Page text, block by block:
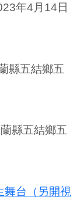
年4月14日
縣五結鄉五
縣五結鄉五
台（另開視